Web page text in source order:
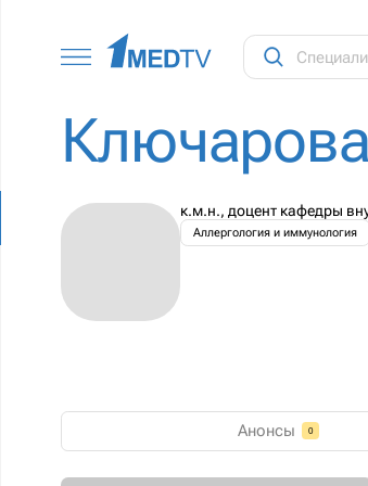
к.м.н., доцент кафедры
Аллергология и иммунология
Анонсы 0